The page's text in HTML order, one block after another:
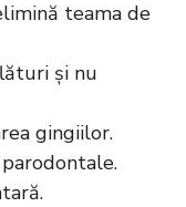
teama de
și nu
gingiilor.